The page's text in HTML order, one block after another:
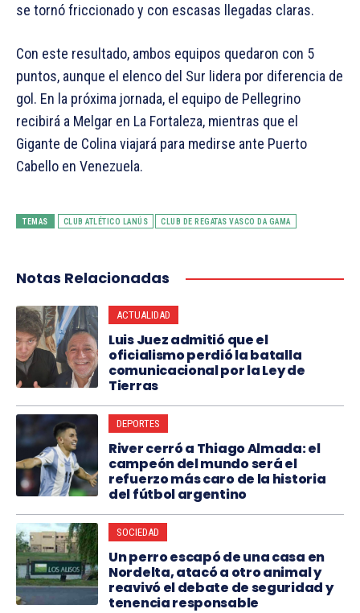
se tornó friccionado y con escasas llegadas claras.
Con este resultado, ambos equipos quedaron con 5
puntos, aunque el elenco del Sur lidera por diferencia de
gol. En la próxima jornada, el equipo de Pellegrino
recibirá a Melgar en La Fortaleza, mientras que el
Gigante de Colina viajará para medirse ante Puerto
Cabello en Venezuela.
TEMAS CLUB ATLÉTICO LANÚS CLUB DE REGATAS VASCO DA GAMA
Notas Relacionadas
ACTUALIDAD
Luis Juez admitió que el
oficialismo perdió la batalla
comunicacional por la Ley de
Tierras
DEPORTES
River cerró a Thiago Almada: el
campeón del mundo será el
refuerzo más caro de la historia
del fútbol argentino
SOCIEDAD
Un perro escapó de una casa en
Nordelta, atacó a otro animal y
reavivó el debate de seguridad y
tenencia responsable